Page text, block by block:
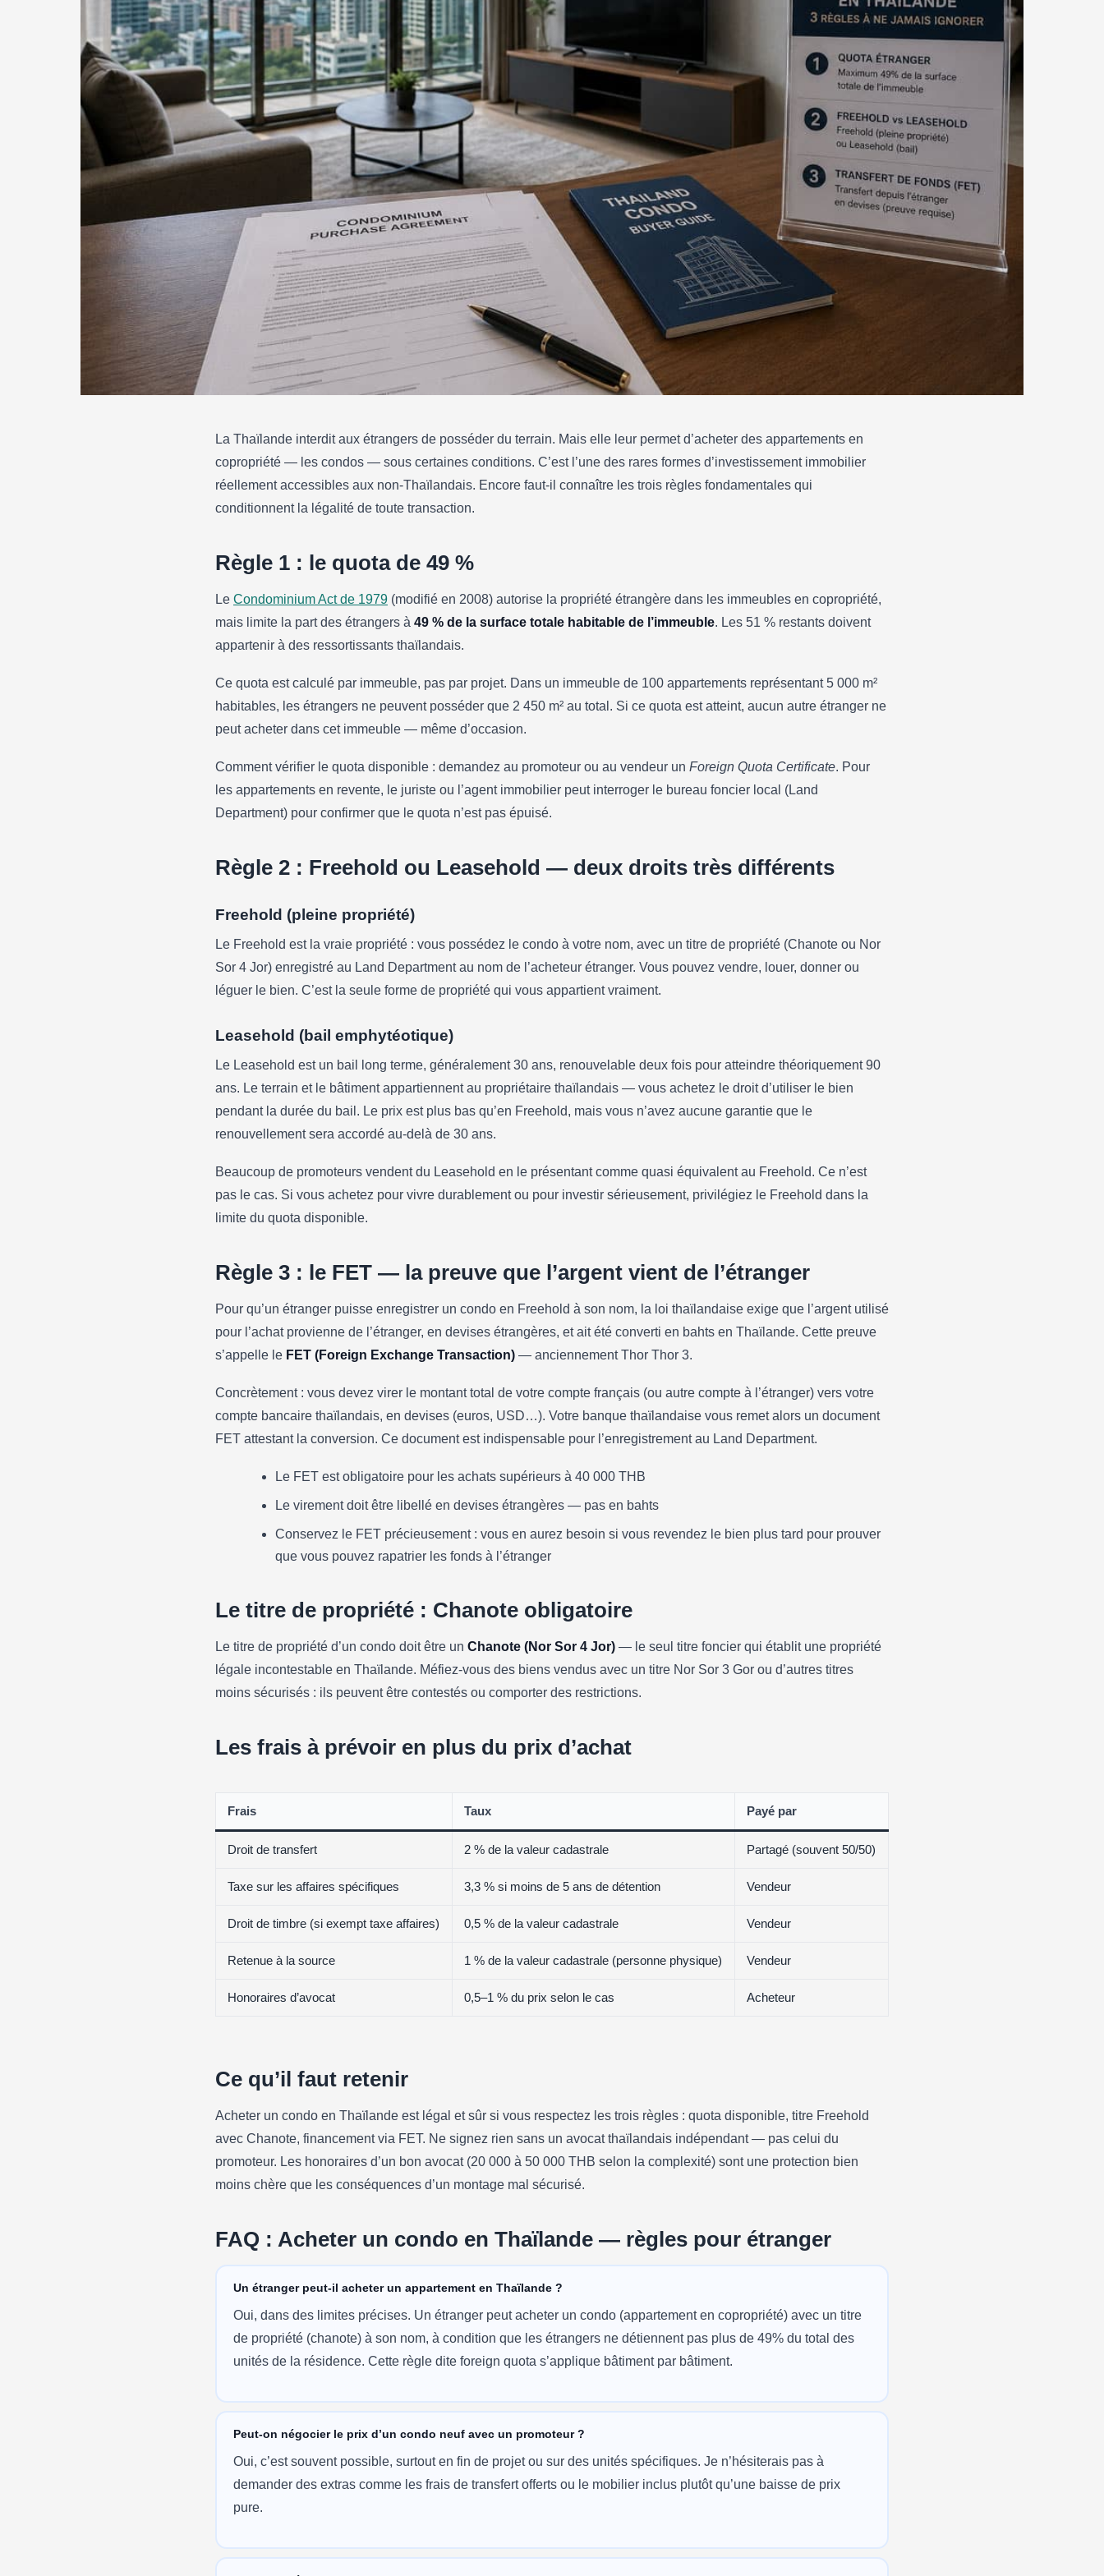
Acheter un condo en Thaïlande en tant
qu’étranger : les 3 règles à ne jamais ignorer
5 min de lecture
La Thaïlande interdit aux étrangers de posséder du terrain. Mais elle leur permet d’acheter des appartements en
copropriété — les condos — sous certaines conditions. C’est l’une des rares formes d’investissement immobilier
réellement accessibles aux non-Thaïlandais. Encore faut-il connaître les trois règles fondamentales qui
conditionnent la légalité de toute transaction.
Règle 1 : le quota de 49 %
Le Condominium Act de 1979 (modifié en 2008) autorise la propriété étrangère dans les immeubles en copropriété,
mais limite la part des étrangers à 49 % de la surface totale habitable de l’immeuble. Les 51 % restants doivent
appartenir à des ressortissants thaïlandais.
Ce quota est calculé par immeuble, pas par projet. Dans un immeuble de 100 appartements représentant 5 000 m²
habitables, les étrangers ne peuvent posséder que 2 450 m² au total. Si ce quota est atteint, aucun autre étranger ne
peut acheter dans cet immeuble — même d’occasion.
Comment vérifier le quota disponible : demandez au promoteur ou au vendeur un Foreign Quota Certificate. Pour
les appartements en revente, le juriste ou l’agent immobilier peut interroger le bureau foncier local (Land
Department) pour confirmer que le quota n’est pas épuisé.
Règle 2 : Freehold ou Leasehold — deux droits très différents
Freehold (pleine propriété)
Le Freehold est la vraie propriété : vous possédez le condo à votre nom, avec un titre de propriété (Chanote ou Nor
Sor 4 Jor) enregistré au Land Department au nom de l’acheteur étranger. Vous pouvez vendre, louer, donner ou
léguer le bien. C’est la seule forme de propriété qui vous appartient vraiment.
Leasehold (bail emphytéotique)
Le Leasehold est un bail long terme, généralement 30 ans, renouvelable deux fois pour atteindre théoriquement 90
ans. Le terrain et le bâtiment appartiennent au propriétaire thaïlandais — vous achetez le droit d’utiliser le bien
pendant la durée du bail. Le prix est plus bas qu’en Freehold, mais vous n’avez aucune garantie que le
renouvellement sera accordé au-delà de 30 ans.
Beaucoup de promoteurs vendent du Leasehold en le présentant comme quasi équivalent au Freehold. Ce n’est
pas le cas. Si vous achetez pour vivre durablement ou pour investir sérieusement, privilégiez le Freehold dans la
limite du quota disponible.
Règle 3 : le FET — la preuve que l’argent vient de l’étranger
Pour qu’un étranger puisse enregistrer un condo en Freehold à son nom, la loi thaïlandaise exige que l’argent utilisé
pour l’achat provienne de l’étranger, en devises étrangères, et ait été converti en bahts en Thaïlande. Cette preuve
s’appelle le FET (Foreign Exchange Transaction) — anciennement Thor Thor 3.
Concrètement : vous devez virer le montant total de votre compte français (ou autre compte à l’étranger) vers votre
compte bancaire thaïlandais, en devises (euros, USD…). Votre banque thaïlandaise vous remet alors un document
FET attestant la conversion. Ce document est indispensable pour l’enregistrement au Land Department.
Le FET est obligatoire pour les achats supérieurs à 40 000 THB
Le virement doit être libellé en devises étrangères — pas en bahts
Conservez le FET précieusement : vous en aurez besoin si vous revendez le bien plus tard pour prouver
que vous pouvez rapatrier les fonds à l’étranger
Le titre de propriété : Chanote obligatoire
Le titre de propriété d’un condo doit être un Chanote (Nor Sor 4 Jor) — le seul titre foncier qui établit une propriété
légale incontestable en Thaïlande. Méfiez-vous des biens vendus avec un titre Nor Sor 3 Gor ou d’autres titres
moins sécurisés : ils peuvent être contestés ou comporter des restrictions.
Les frais à prévoir en plus du prix d’achat
Frais Taux Payé par
Droit de transfert 2 % de la valeur cadastrale Partagé (souvent 50/50)
Taxe sur les affaires spécifiques 3,3 % si moins de 5 ans de détention Vendeur
Droit de timbre (si exempt taxe affaires) 0,5 % de la valeur cadastrale Vendeur
Retenue à la source 1 % de la valeur cadastrale (personne physique) Vendeur
Honoraires d’avocat 0,5–1 % du prix selon le cas Acheteur
Ce qu’il faut retenir
Acheter un condo en Thaïlande est légal et sûr si vous respectez les trois règles : quota disponible, titre Freehold
avec Chanote, financement via FET. Ne signez rien sans un avocat thaïlandais indépendant — pas celui du
promoteur. Les honoraires d’un bon avocat (20 000 à 50 000 THB selon la complexité) sont une protection bien
moins chère que les conséquences d’un montage mal sécurisé.
FAQ : Acheter un condo en Thaïlande — règles pour étranger
Un étranger peut-il acheter un appartement en Thaïlande ?
Oui, dans des limites précises. Un étranger peut acheter un condo (appartement en copropriété) avec un titre
de propriété (chanote) à son nom, à condition que les étrangers ne détiennent pas plus de 49% du total des
unités de la résidence. Cette règle dite foreign quota s’applique bâtiment par bâtiment.
Peut-on négocier le prix d’un condo neuf avec un promoteur ?
Oui, c’est souvent possible, surtout en fin de projet ou sur des unités spécifiques. Je n’hésiterais pas à
demander des extras comme les frais de transfert offerts ou le mobilier inclus plutôt qu’une baisse de prix
pure.